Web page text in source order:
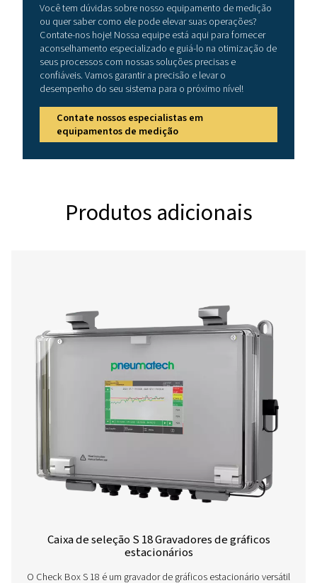
Dimensões 118 x 115 x 98 mm
(gabinete de
92 x 75 mm
painel)
Entradas do sensor S1: 2 x digital
S3: 2 x digital + 2 x
analógico
Saídas de alarme 2 relés, (potencial
Registro de dados 100 milhões de
medição, tempo
início/parada,
medição
ajustável
2 entradas de sensor
adicionais
para conexão de
de pressão,
sensores de
1000